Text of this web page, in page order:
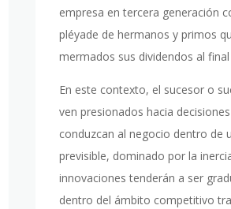
empresa en tercera generación
pléyade de hermanos y primos
mermados sus dividendos al
En este contexto, el sucesor o
ven presionados hacia
conduzcan al negocio dentro de
previsible, dominado por la
innovaciones tenderán a ser
dentro del ámbito competitivo